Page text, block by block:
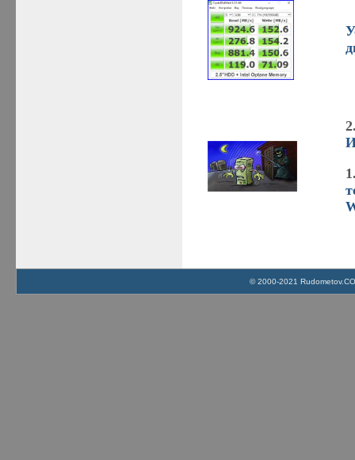
© 2000-2021